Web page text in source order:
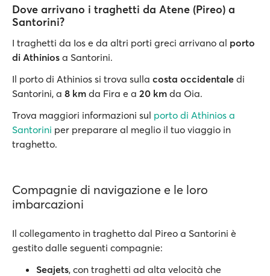
Dove arrivano i traghetti da Atene (Pireo) a
Santorini?
I traghetti da Ios e da altri porti greci arrivano al porto
di Athinios a Santorini.
Il porto di Athinios si trova sulla costa occidentale di
Santorini, a 8 km da Fira e a 20 km da Oia.
Trova maggiori informazioni sul porto di Athinios a
Santorini per preparare al meglio il tuo viaggio in
traghetto.
Compagnie di navigazione e le loro
imbarcazioni
Il collegamento in traghetto dal Pireo a Santorini è
gestito dalle seguenti compagnie:
Seajets, con traghetti ad alta velocità che